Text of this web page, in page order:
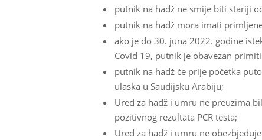
putnik na hadž ne smije biti stariji
putnik na hadž mora imati
ako je do 30. juna 2022. godine
Covid 19, putnik je obavezan
putnik na hadž će prije početka
ulaska u Saudijsku Arabiju;
Ured za hadž i umru ne preuzima
pozitivnog rezultata PCR testa;
Ured za hadž i umru ne